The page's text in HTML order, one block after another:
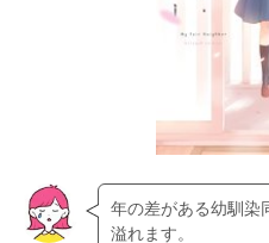
年の差がある幼馴染
溢れます。